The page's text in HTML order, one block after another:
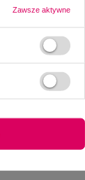
83,00
Zawsze aktywne